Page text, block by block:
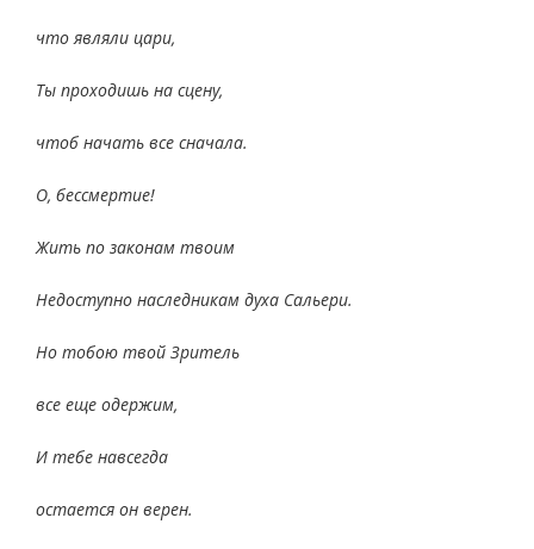
что являли цари,
Ты проходишь на сцену,
чтоб начать все сначала.
О, бессмертие!
Жить по законам твоим
Недоступно наследникам духа Сальери.
Но тобою твой Зритель
все еще одержим,
И тебе навсегда
остается он верен.